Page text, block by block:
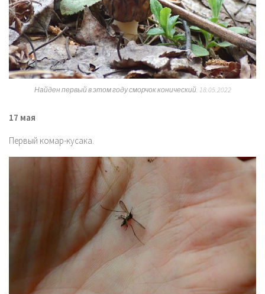
Найден первый в этом году сморчок конический. 18.05.2022
17 мая
Первый комар-кусака.